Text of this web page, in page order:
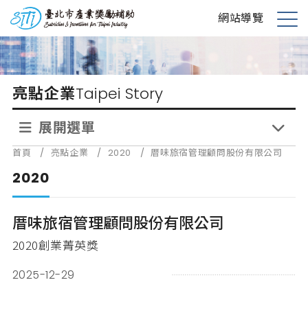
到
主
要
內
台北市產業獎勵補助 網站導覽
展
選
單
亮點企業Taipei Story
展開選單
首頁 / 亮點企業 / 2020 / 厝味旅宿管理顧問股份有限公司
2020
厝味旅宿管理顧問股份有限公司
2020創業菁英獎
2025-12-29